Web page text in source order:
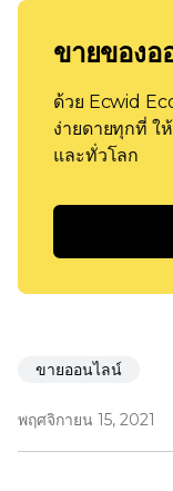
ขายของอ
ด้วย Ecwid
ง่ายดายทุกที่ ใ
และทั่วโลก
ขายออนไลน์
พฤศจิกายน 15, 2021